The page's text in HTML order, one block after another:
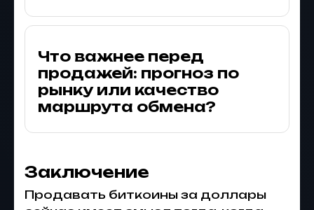
Что важнее перед
продажей: прогноз по
рынку или качество
маршрута обмена?
Заключение
Продавать биткоины за доллары